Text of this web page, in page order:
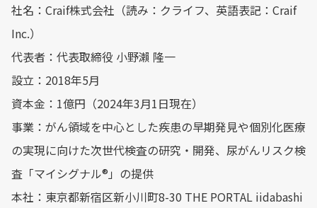
社名：Craif株式会社（読み：クライフ、英語表記：Craif
Inc.）
代表者：代表取締役 小野瀨 隆一
設立：2018年5月
資本金：1億円（2024年3月1日現在）
事業：がん領域を中心とした疾患の早期発見や個別化医療
の実現に向けた次世代検査の研究・開発、尿がんリスク検
査「マイシグナル®︎」の提供
本社：東京都新宿区新小川町8-30 THE PORTAL iidabashi